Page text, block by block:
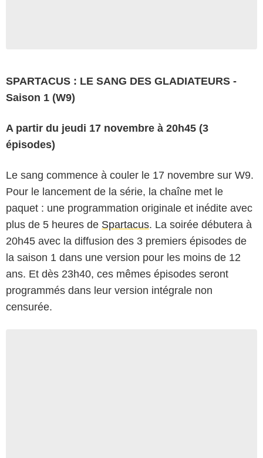
SPARTACUS : LE SANG DES GLADIATEURS -
Saison 1 (W9)
A partir du jeudi 17 novembre à 20h45 (3
épisodes)
Le sang commence à couler le 17 novembre sur W9.
Pour le lancement de la série, la chaîne met le
paquet : une programmation originale et inédite avec
plus de 5 heures de Spartacus. La soirée débutera à
20h45 avec la diffusion des 3 premiers épisodes de
la saison 1 dans une version pour les moins de 12
ans. Et dès 23h40, ces mêmes épisodes seront
programmés dans leur version intégrale non
censurée.